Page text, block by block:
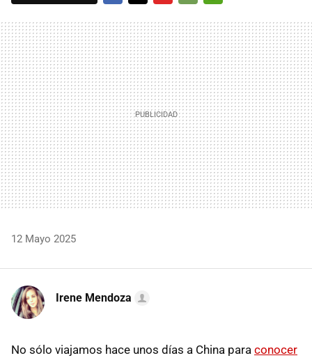
MAIL
12 Mayo 2025
Irene Mendoza
No sólo viajamos hace unos días a China para conocer